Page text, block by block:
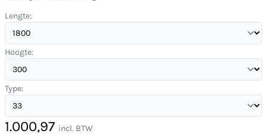
Lengte:
Hoogte:
Type:
1.000,97 incl. BTW